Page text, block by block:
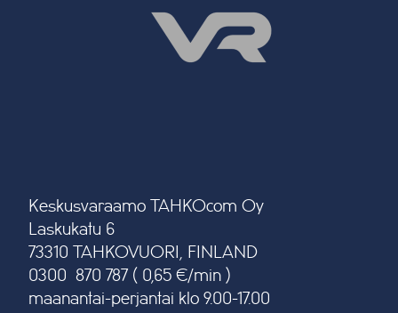
Keskusvaraamo TAHKOcom Oy
Laskukatu 6
73310 TAHKOVUORI, FINLAND
0300 870 787 ( 0,65 €/min )
maanantai-perjantai klo 9.00-17.00